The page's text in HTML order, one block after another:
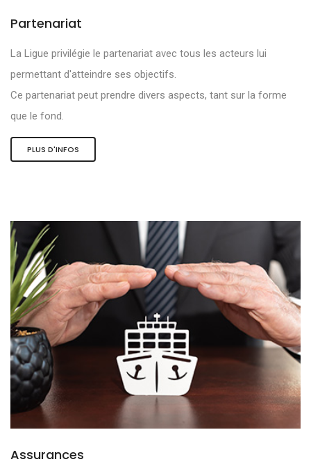
Partenariat
La Ligue privilégie le partenariat avec tous les acteurs lui
permettant d'atteindre ses objectifs.
Ce partenariat peut prendre divers aspects, tant sur la forme
que le fond.
PLUS D'INFOS
Assurances